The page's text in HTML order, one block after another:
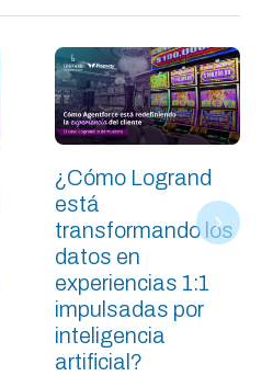
¿Cómo Logrand
está
transformando los
datos en
experiencias 1:1
impulsadas por
inteligencia
artificial?